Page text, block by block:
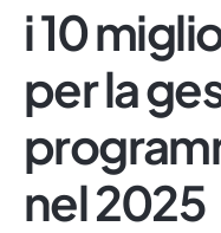
i 10
per la
nel 2025